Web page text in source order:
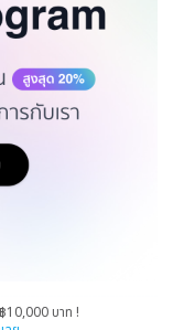
10,000 บาท !